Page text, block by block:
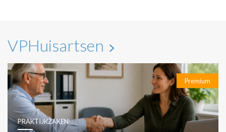
VPHuisartsen
Premium
PRAKTIJKZAKEN